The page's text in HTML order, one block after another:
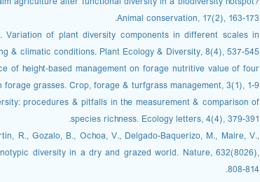
Animal conservation, 17(2), 163-173.
Variation of plant diversity components in different scales in
& climatic conditions. Plant Ecology & Diversity, 8(4), 537-545.
of height‐based management on forage nutritive value of four
forage grasses. Crop, forage & turfgrass management, 3(1), 1-9.
procedures & pitfalls in the measurement & comparison of
species richness. Ecology letters, 4(4), 379-391.
R., Gozalo, B., Ochoa, V., Delgado-Baquerizo, M., Maire, V.,
diversity in a dry and grazed world. Nature, 632(8026),
808-814.